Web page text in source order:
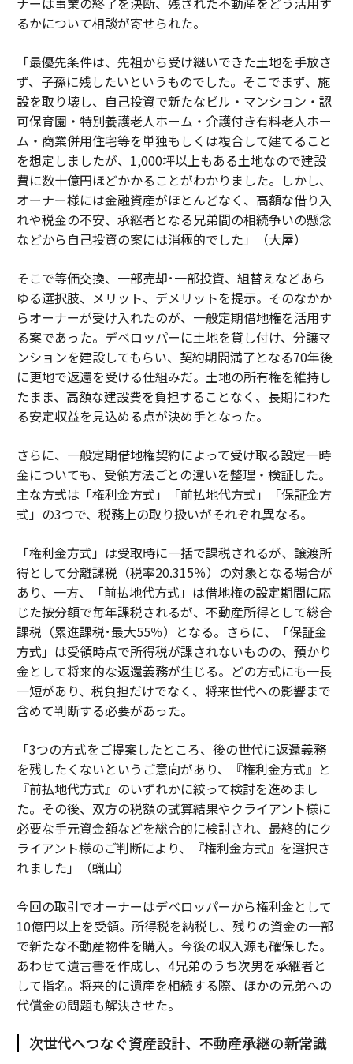
るかについて相談が寄せられた。
「最優先条件は、先祖から受け継いできた土地を手放さ
ず、子孫に残したいというものでした。そこでまず、施
設を取り壊し、自己投資で新たなビル・マンション・認
可保育園・特別養護老人ホーム・介護付き有料老人ホー
ム・商業併用住宅等を単独もしくは複合して建てること
を想定しましたが、1,000坪以上もある土地なので建設
費に数十億円ほどかかることがわかりました。しかし、
オーナー様には金融資産がほとんどなく、高額な借り入
れや税金の不安、承継者となる兄弟間の相続争いの懸念
などから自己投資の案には消極的でした」（大屋）
そこで等価交換、一部売却･一部投資、組替えなどあら
ゆる選択肢、メリット、デメリットを提示。そのなかか
らオーナーが受け入れたのが、一般定期借地権を活用す
る案であった。デベロッパーに土地を貸し付け、分譲マ
ンションを建設してもらい、契約期間満了となる70年後
に更地で返還を受ける仕組みだ。土地の所有権を維持し
たまま、高額な建設費を負担することなく、長期にわた
る安定収益を見込める点が決め手となった。
さらに、一般定期借地権契約によって受け取る設定一時
金についても、受領方法ごとの違いを整理・検証した。
主な方式は「権利金方式」「前払地代方式」「保証金方
式」の3つで、税務上の取り扱いがそれぞれ異なる。
「権利金方式」は受取時に一括で課税されるが、譲渡所
得として分離課税（税率20.315％）の対象となる場合が
あり、一方、「前払地代方式」は借地権の設定期間に応
じた按分額で毎年課税されるが、不動産所得として総合
課税（累進課税･最大55％）となる。さらに、「保証金
方式」は受領時点で所得税が課されないものの、預かり
金として将来的な返還義務が生じる。どの方式にも一長
一短があり、税負担だけでなく、将来世代への影響まで
含めて判断する必要があった。
「3つの方式をご提案したところ、後の世代に返還義務
を残したくないというご意向があり、『権利金方式』と
『前払地代方式』のいずれかに絞って検討を進めまし
た。その後、双方の税額の試算結果やクライアント様に
必要な手元資金額などを総合的に検討され、最終的にク
ライアント様のご判断により、『権利金方式』を選択さ
れました」（蝋山）
今回の取引でオーナーはデベロッパーから権利金として
10億円以上を受領。所得税を納税し、残りの資金の一部
で新たな不動産物件を購入。今後の収入源も確保した。
あわせて遺言書を作成し、4兄弟のうち次男を承継者と
して指名。将来的に遺産を相続する際、ほかの兄弟への
代償金の問題も解決させた。
次世代へつなぐ資産設計、不動産承継の新常識